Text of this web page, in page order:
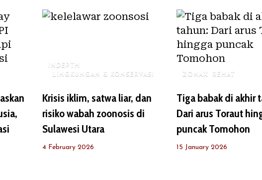
INDEPTH
LINGKUNGAN & KONSERVASI
Krisis iklim, satwa liar, dan
risiko wabah zoonosis di
Sulawesi Utara
4 February 2026
ZONAX REHAT
Tiga babak di akhir
Dari arus Toraut
puncak Tomohon
15 January 2026